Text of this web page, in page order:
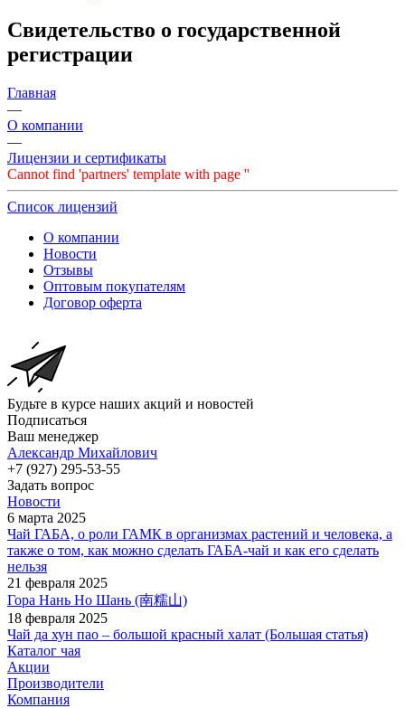
Свидетельство о государственной
регистрации
Главная
—
О компании
—
Лицензии и сертификаты
Cannot find 'partners' template with page ''
Список лицензий
О компании
Новости
Отзывы
Оптовым покупателям
Договор оферта
Будьте в курсе наших акций и новостей
Подписаться
Ваш менеджер
Александр Михайлович
+7 (927) 295-53-55
Задать вопрос
Новости
6 марта 2025
Чай ГАБА, о роли ГАМК в организмах растений и человека, а
также о том, как можно сделать ГАБА-чай и как его сделать
нельзя
21 февраля 2025
Гора Нань Но Шань (南糯山)
18 февраля 2025
Чай да хун пао – большой красный халат (Большая статья)
Каталог чая
Акции
Производители
Компания